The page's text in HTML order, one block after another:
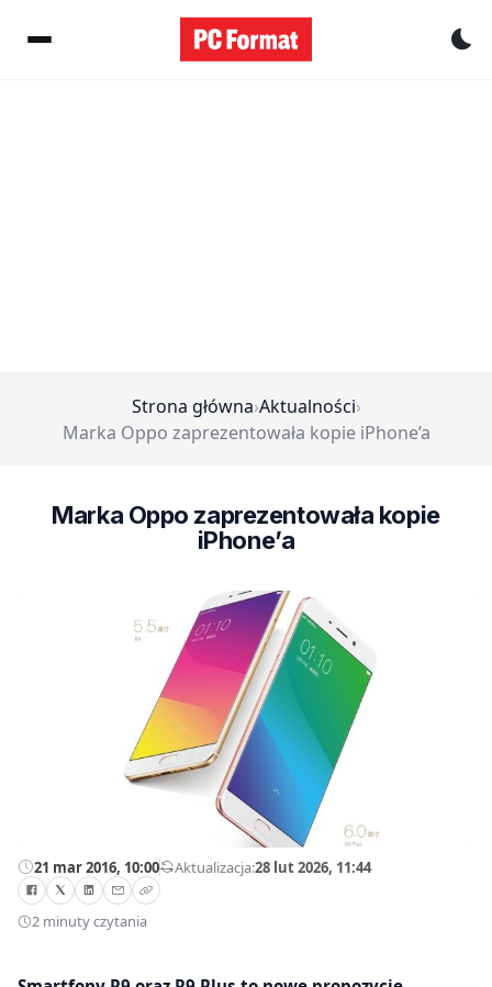
Strona główna›Aktualności›
Marka Oppo zaprezentowała kopie iPhone’a
Marka Oppo zaprezentowała kopie
iPhone’a
21 mar 2016, 10:00—Aktualizacja:28 lut 2026, 11:44
2 minuty czytania